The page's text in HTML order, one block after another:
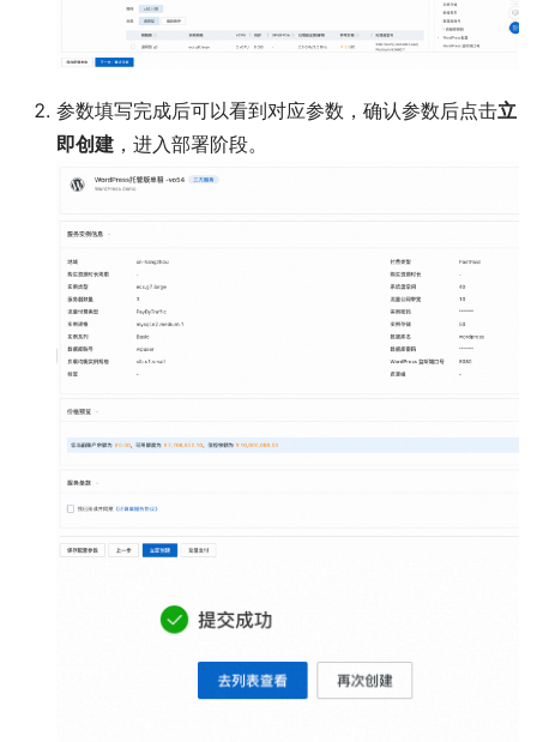
参数填写完成后可以看到对应参数，确认参数后点击立
即创建 ，进入部署阶段。